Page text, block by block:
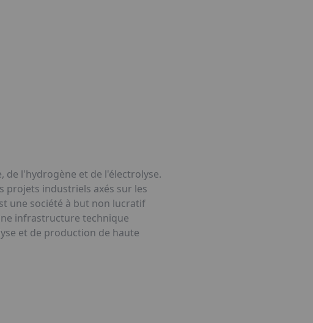
de l'hydrogène et de l'électrolyse.
projets industriels axés sur les
une société à but non lucratif
infrastructure technique
et de production de haute